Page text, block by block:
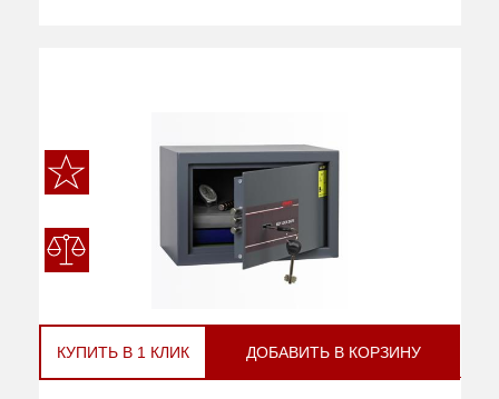
КУПИТЬ В 1 КЛИК ДОБАВИТЬ В КОРЗИНУ